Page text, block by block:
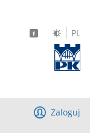
PL
Zaloguj